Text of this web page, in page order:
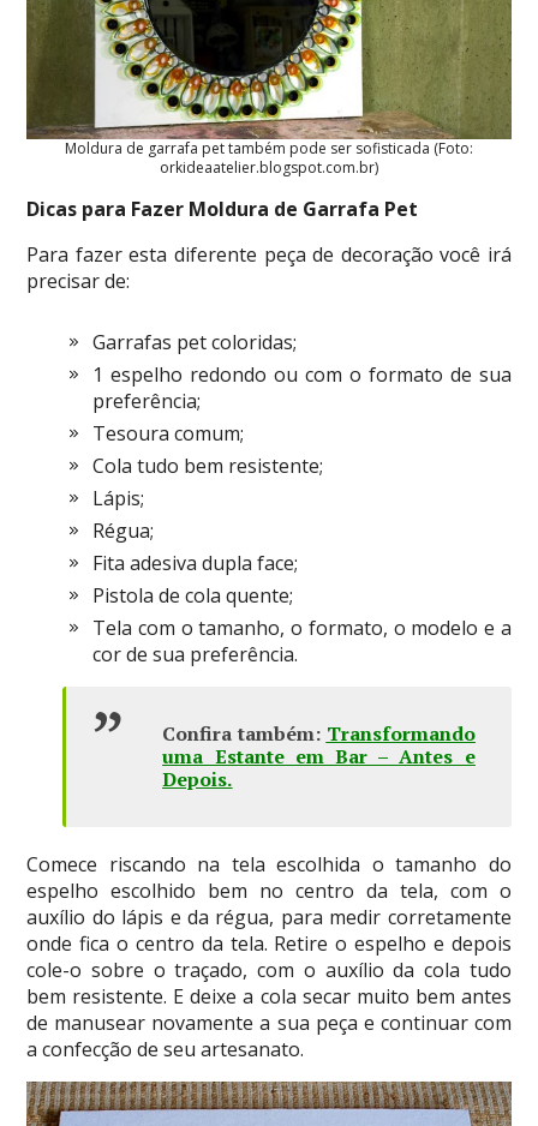
Moldura de garrafa pet também pode ser sofisticada (Foto:
orkideaatelier.blogspot.com.br)
Dicas para Fazer Moldura de Garrafa Pet
Para fazer esta diferente peça de decoração você irá
precisar de:
Garrafas pet coloridas;
1 espelho redondo ou com o formato de sua
preferência;
Tesoura comum;
Cola tudo bem resistente;
Lápis;
Régua;
Fita adesiva dupla face;
Pistola de cola quente;
Tela com o tamanho, o formato, o modelo e a
cor de sua preferência.
Confira também: Transformando
uma Estante em Bar – Antes e
Depois.
Comece riscando na tela escolhida o tamanho do
espelho escolhido bem no centro da tela, com o
auxílio do lápis e da régua, para medir corretamente
onde fica o centro da tela. Retire o espelho e depois
cole-o sobre o traçado, com o auxílio da cola tudo
bem resistente. E deixe a cola secar muito bem antes
de manusear novamente a sua peça e continuar com
a confecção de seu artesanato.